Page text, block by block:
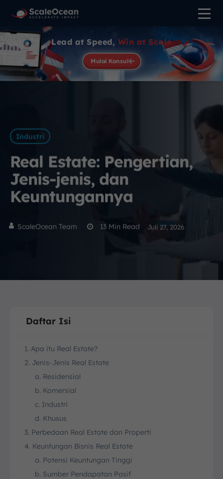
Lead at Speed, Win at Scale
Mulai Konsul
Industri
Real Estate: Pengertian,
Jenis-jenis, dan
Keuntungannya
ScaleOcean Team 13 Min Read Juli 27, 2026
Daftar Isi
1. Apa itu Real Estate?
2. Jenis-Jenis Real Estate
a. Residensial
b. Komersial
c. Industri
d. Khusus
3. Perbedaan Real Estate dan Properti
4. Keuntungan Bisnis Real Estate
a. Potensi Keuntungan Tinggi
b. Sumber Pendapatan Pasif